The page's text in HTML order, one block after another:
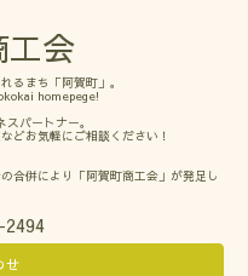
工会
るまち「阿賀町」。
homepege!
パートナー。
どお気軽にご相談ください！
合併により「阿賀町商工会」が発足し
せ